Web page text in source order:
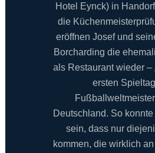
Hotel Eynck) in
die
eröffnen Josef und
Borcharding die
als Restaurant wieder –
ersten
Deutschland. So
sein, dass nur
kommen, die wirklich